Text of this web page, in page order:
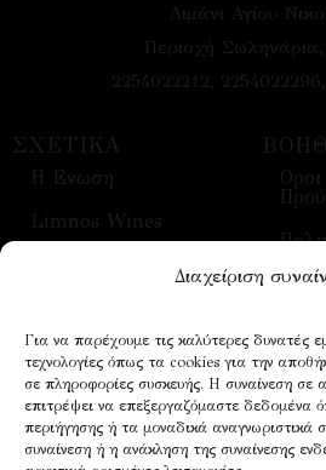
Διαχείριση
Για να παρέχουμε τις καλύτερες δυνατές
τεχνολογίες όπως τα cookies για την
σε πληροφορίες συσκευής. Η συναίνεση σε
επιτρέψει να επεξεργαζόμαστε δεδομένα
περιήγησης ή τα μοναδικά αναγνωριστικά
συναίνεση ή η ανάκληση της συναίνεσης
Λιμάνι Αγίου
Περιοχή
2254022212,
ΣΧΕΤΙΚΑ
H Ενωση
Limnos Wines
Οίνοι
NEWSLETTER